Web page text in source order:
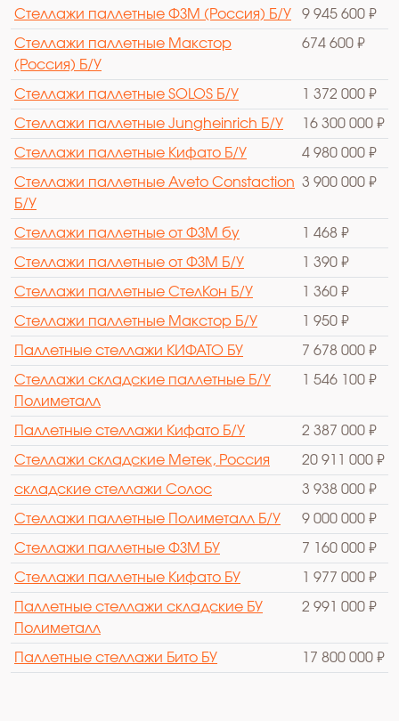
Стеллажи паллетные ФЗМ (Россия) Б/У 9 945 600 ₽
Стеллажи паллетные Макстор
(Россия) Б/У
674 600 ₽
Стеллажи паллетные SOLOS Б/У 1 372 000 ₽
Стеллажи паллетные Jungheinrich Б/У 16 300 000 ₽
Стеллажи паллетные Кифато Б/У 4 980 000 ₽
Стеллажи паллетные Aveto Constaction
Б/У
3 900 000 ₽
Стеллажи паллетные от ФЗМ бу 1 468 ₽
Стеллажи паллетные от ФЗМ Б/У 1 390 ₽
Стеллажи паллетные СтелКон Б/У 1 360 ₽
Стеллажи паллетные Макстор Б/У 1 950 ₽
Паллетные стеллажи КИФАТО БУ 7 678 000 ₽
Стеллажи складские паллетные Б/У
Полиметалл
1 546 100 ₽
Паллетные стеллажи Кифато Б/У 2 387 000 ₽
Стеллажи складские Метек, Россия 20 911 000 ₽
cкладские стеллажи Солос 3 938 000 ₽
Стеллажи паллетные Полиметалл Б/У 9 000 000 ₽
Стеллажи паллетные ФЗМ БУ 7 160 000 ₽
Стеллажи паллетные Кифато БУ 1 977 000 ₽
Паллетные стеллажи складские БУ
Полиметалл
2 991 000 ₽
Паллетные стеллажи Бито БУ 17 800 000 ₽